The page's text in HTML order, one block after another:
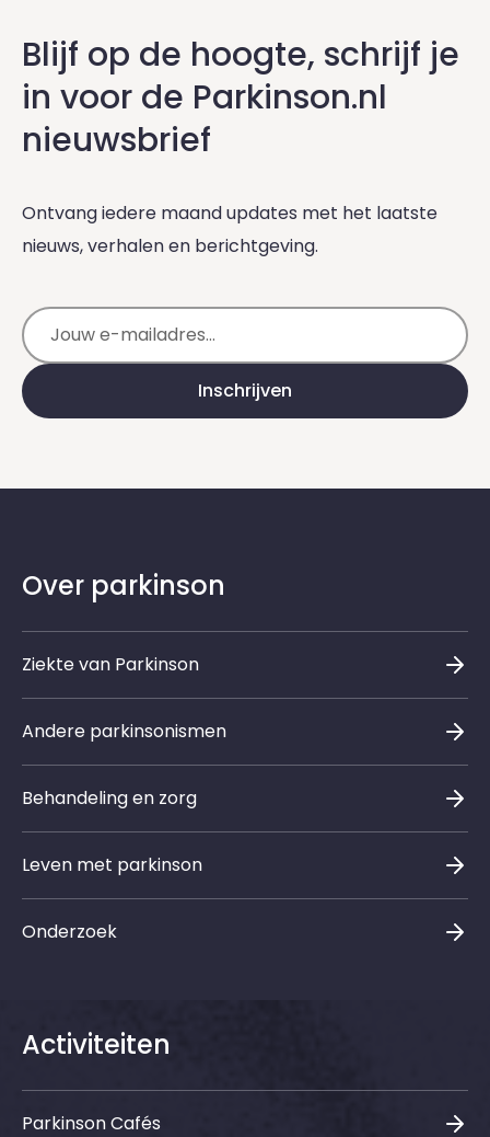
Blijf op de hoogte, schrijf je
in voor de Parkinson.nl
nieuwsbrief
Ontvang iedere maand updates met het laatste
nieuws, verhalen en berichtgeving.
E-mailadres
Inschrijven
Over parkinson
Ziekte van Parkinson
Andere parkinsonismen
Behandeling en zorg
Leven met parkinson
Onderzoek
Activiteiten
Parkinson Cafés